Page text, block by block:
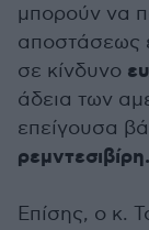
μπορούν να
αποστάσεως
σε κίνδυνο
άδεια των
επείγουσα
ρεμντεσιβίρη.
Επίσης, ο κ.